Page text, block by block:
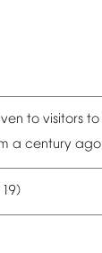
to visitors to
a century ago
19)